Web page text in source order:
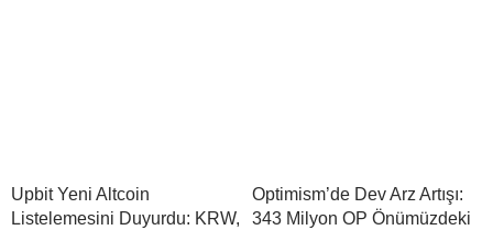
Upbit Yeni Altcoin
Listelemesini Duyurdu: KRW,
Optimism’de Dev Arz Artışı:
343 Milyon OP Önümüzdeki